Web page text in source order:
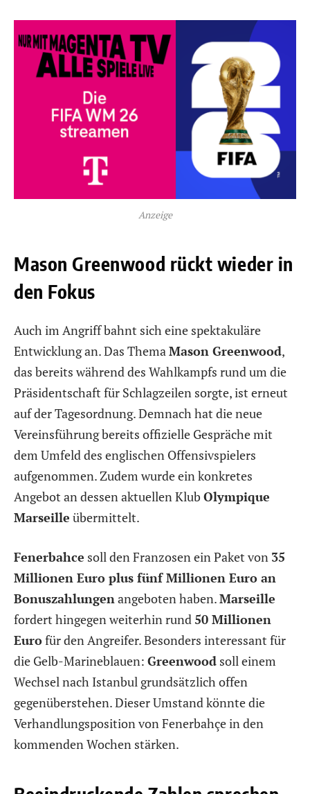
Anzeige
Mason Greenwood rückt wieder in
den Fokus
Auch im Angriff bahnt sich eine spektakuläre
Entwicklung an. Das Thema Mason Greenwood,
das bereits während des Wahlkampfs rund um die
Präsidentschaft für Schlagzeilen sorgte, ist erneut
auf der Tagesordnung. Demnach hat die neue
Vereinsführung bereits offizielle Gespräche mit
dem Umfeld des englischen Offensivspielers
aufgenommen. Zudem wurde ein konkretes
Angebot an dessen aktuellen Klub Olympique
Marseille übermittelt.
Fenerbahce soll den Franzosen ein Paket von 35
Millionen Euro plus fünf Millionen Euro an
Bonuszahlungenangeboten haben.Marseille
fordert hingegen weiterhin rund50 Millionen
Eurofür den Angreifer. Besonders interessant für
die Gelb-Marineblauen: Greenwood soll einem
Wechsel nach Istanbul grundsätzlich offen
gegenüberstehen. Dieser Umstand könnte die
Verhandlungsposition von Fenerbahçe in den
kommenden Wochen stärken.